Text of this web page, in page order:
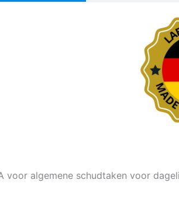
voor algemene schudtaken voor